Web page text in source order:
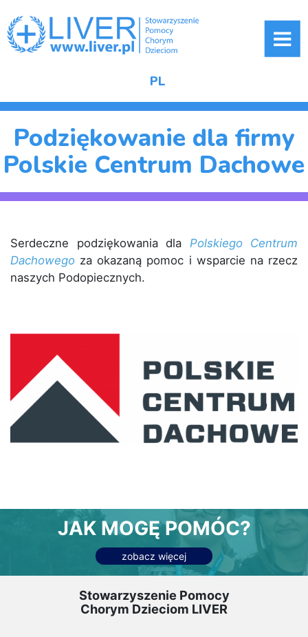
PL
Podziękowanie dla firmy
Polskie Centrum Dachowe
Serdeczne podziękowania dla Polskiego Centrum
Dachowego za okazaną pomoc i wsparcie na rzecz
naszych Podopiecznych.
JAK MOGĘ POMÓC?
zobacz więcej
Stowarzyszenie Pomocy
Chorym Dzieciom LIVER